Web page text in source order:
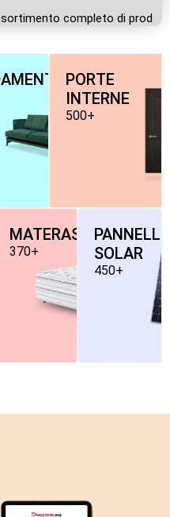
completo di prod
PORTE
INTERNE
500+
MATERASSI
370+
PANNELLI-
SOLAR
450+